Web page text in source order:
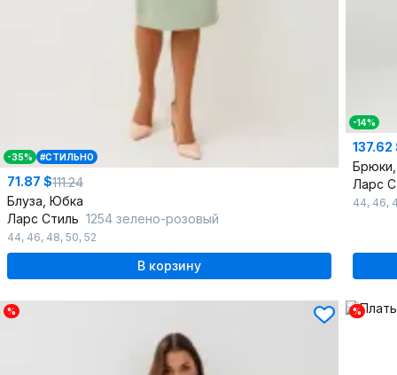
-35% #СТИЛЬНО
71.87 $111.24
Блуза, Юбка
Ларс Стиль 1254 зелено-розовый
44, 46, 48, 50, 52
В корзину
-14%
137.62
Ларс
44, 46,
% %